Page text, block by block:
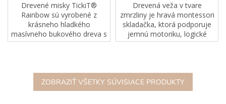
Drevené misky TickiT®
Rainbow sú vyrobené z
krásneho hladkého
masívneho bukového dreva s
prírodnou povrchovou
skladanie, vytváranie
nápaditých...
Drevená veža v tvare
zmrzliny je hravá montessori
skladačka, ktorá podporuje
jemnú motoriku, logické
myslenie a rozlišovanie
predlohy alebo...
ZOBRAZIŤ VŠETKY SÚVISIACE PRODUKTY